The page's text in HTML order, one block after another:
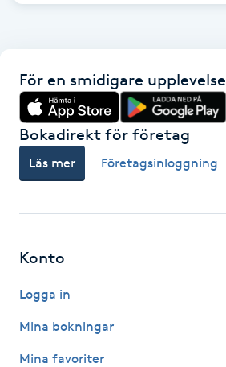
Klippning
Klippning & Slingor
Kostrådgivning
För en smidigare upplevelse
Bokadirekt för företag
Läs mer Företagsinloggning
Konto
Logga in
Mina bokningar
Mina favoriter